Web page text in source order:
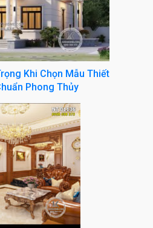
Khi Chọn Mẫu Thiết
Phong Thủy